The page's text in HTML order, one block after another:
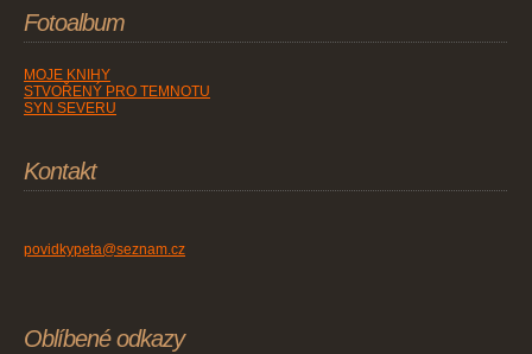
Fotoalbum
MOJE KNIHY
STVOŘENÝ PRO TEMNOTU
SYN SEVERU
Kontakt
povidkypeta@seznam.cz
Oblíbené odkazy